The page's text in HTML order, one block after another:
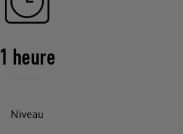
1 heure
Niveau